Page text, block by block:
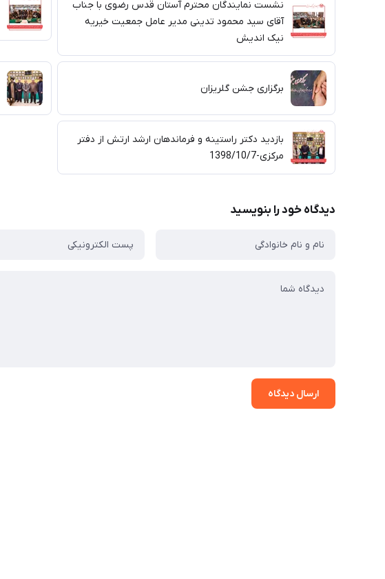
نشست نمایندگان محترم آستان قدس رضوی با جناب
آقای سید محمود تدینی مدیر عامل جمعیت خیریه
نیک اندیش
برگزاری جشن گلریزان
بازدید دکتر راستینه و فرماندهان ارشد ارتش از دفتر
مرکزی-1398/10/7
دیدگاه خود را بنویسید
ارسال دیدگاه